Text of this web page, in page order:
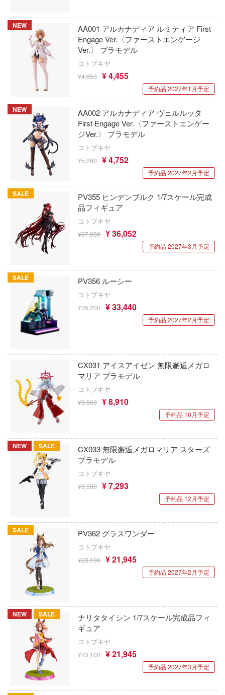
NEW
AA001 アルカナディア ルミティア First
Engage Ver.〈ファーストエンゲージ
Ver.〉 プラモデル
コトブキヤ
¥4,950 ¥ 4,455
予約品 2027年1月予定
NEW
AA002 アルカナディア ヴェルルッタ
First Engage Ver.〈ファーストエンゲー
ジVer.〉 プラモデル
コトブキヤ
¥5,280 ¥ 4,752
予約品 2027年2月予定
SALE
PV355 ヒンデンブルク 1/7スケール完成
品フィギュア
コトブキヤ
¥37,950 ¥ 36,052
予約品 2027年3月予定
SALE PV356 ルーシー
コトブキヤ
¥35,200 ¥ 33,440
予約品 2027年2月予定
CX031 アイスアイゼン 無限邂逅メガロ
マリア プラモデル
コトブキヤ
¥9,900 ¥ 8,910
予約品 10月予定
NEW SALE
CX033 無限邂逅メガロマリア スターズ
プラモデル
コトブキヤ
¥8,580 ¥ 7,293
予約品 12月予定
SALE PV362 グラスワンダー
コトブキヤ
¥23,100 ¥ 21,945
予約品 2027年2月予定
NEW SALE
ナリタタイシン 1/7スケール完成品フィ
ギュア
コトブキヤ
¥23,100 ¥ 21,945
予約品 2027年3月予定
炎炎ノ消防隊
オーバーロード
推しの子
狼と香辛料
俺の妹がこんなに可愛いわけがない
王様ランキング
お隣の天使様にいつの間にか駄目人間に
た件
お兄ちゃんはおしまい!
仮面ライダー
怪獣8号
陰の実力者になりたくて!
かげきしょうじょ!!
彼女、お借りします
かぐや様は告らせたい？～天才たちの恋
ガールズ&パンツァー
賭ケグルイ
機甲戦記ドラグナー
カッコウの許嫁
Collar×Malice
カウボーイビバップ
科学忍者隊ガッチャマン
カードキャプターさくら
ガールズバンドクライ
ギルティクラウン
キン肉マン
アトランティスモデル(ビーバーコーポレ
ン・プラッツ)
アトランティックケース
アスナロウモデル
Astrum Design
アートスケールキット
Art Spirits
ART MODEL(バウマン・ビーバーコーポ
アーティストホビー(ビーバーコーポレー
AMMO(ビーバーコーポレーション)
i8TOYS
アメリカレベル(ハセガワ)
鋼鉄浪漫製造所(IRON ROMANCE
アイリス(ビーバーコーポレーション)
アガツマ
アニスコル(核誠治造)
アイガーツール(ミネシマ)
アカデミー(インターアライド)
UNKNOWN MODEL
RSモデル(ビーバーコーポレーション・
アンリミ・モデル(プラッツ)
アミ
American Muscle
ALUMINA
アルテコ
RMZ ホビー(童友社)
アルクラッドII(プラッツ)
借りします
は告らせたい？～天才たちの恋愛頭脳戦
ットマンREBORN!
パンツァー
イ
ドラグナー
シリーズ
隊ガッチャマン
ンドクライ
クラウン
記モスピーダ
ン
バイファム
ィーハニー
シリーズ
ガイバー
パトレイバー
GRIDMAN
ャージョウ
ャパン
ム・トイ
メーカーをすべて見る
メニュー
ージ
ガイド
シーポリシー
式アカウント
公式アカウント
式アカウント
公式アカウント